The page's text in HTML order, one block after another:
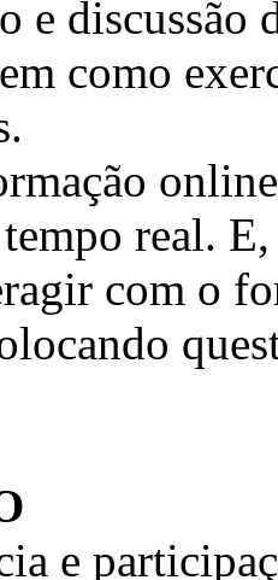
e
como
real.
com o
e